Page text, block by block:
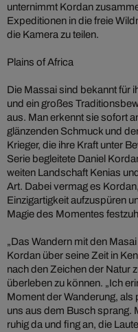
unternimmt Kordan
Expeditionen in die freie
die Kamera zu teilen.
Plains of Africa
Die Massai sind bekannt für
und ein großes
aus. Man erkennt sie sofort
glänzenden Schmuck und
Krieger, die ihre Kraft unter
Serie begleitete Daniel
weiten Landschaft Kenias
Art. Dabei vermag es
Einzigartigkeit aufzuspüren
Magie des Momentes
„Das Wandern mit den
Kordan über seine Zeit in
nach den Zeichen der Natur
überleben zu können. „Ich
Moment der Wanderung, als
uns aus dem Busch sprang.
ruhig da und fing an, die